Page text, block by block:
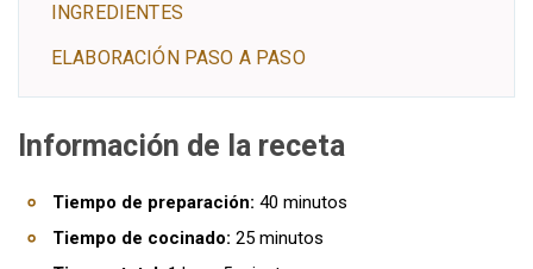
INGREDIENTES
ELABORACIÓN PASO A PASO
Información de la receta
Tiempo de preparación: 40 minutos
Tiempo de cocinado: 25 minutos